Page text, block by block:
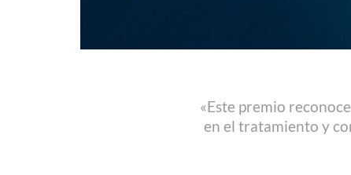
«Este premio
en el tratamiento y